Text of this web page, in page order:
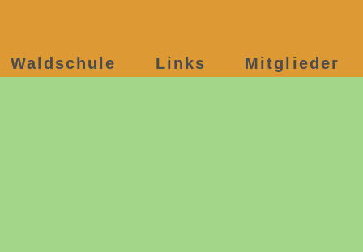
Waldschule Links Mitglieder